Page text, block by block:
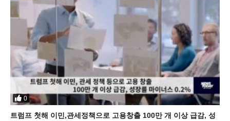
0
트럼프 첫해 이민,관세정책으로 고용창출 100만 개 이상 급감, 성